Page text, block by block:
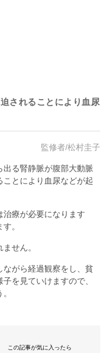
されることにより血尿
監修者/松村圭子
る腎静脈が腹部大動脈
ことにより血尿などが起
治療が必要になります
。
せん。
がら経過観察をし、貧
を見ていけますので、
この記事が気に入ったら